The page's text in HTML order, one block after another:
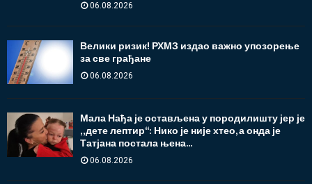
06.08.2026
Велики ризик! РХМЗ издао важно упозорење
за све грађане
06.08.2026
Мала Нађа је остављена у породилишту јер је
„дете лептир“: Нико је није хтео, а онда је
Татјана постала њена...
06.08.2026